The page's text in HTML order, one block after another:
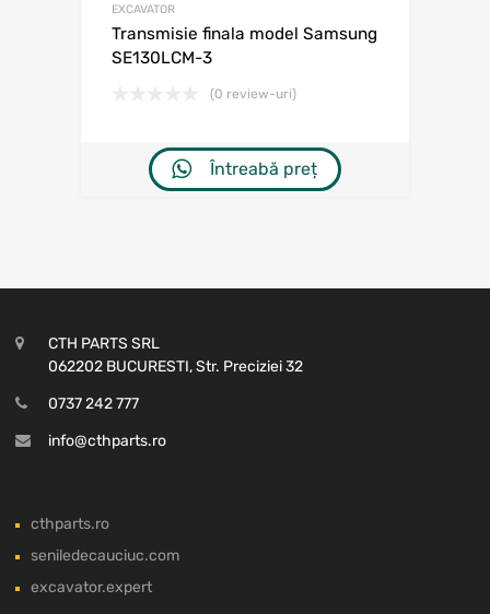
EXCAVATOR
Transmisie finala model Samsung
SE130LCM-3
(0 review-uri)
Întreabă preț
CTH PARTS SRL
062202 BUCURESTI, Str. Preciziei 32
0737 242 777
info@cthparts.ro
cthparts.ro
seniledecauciuc.com
excavator.expert